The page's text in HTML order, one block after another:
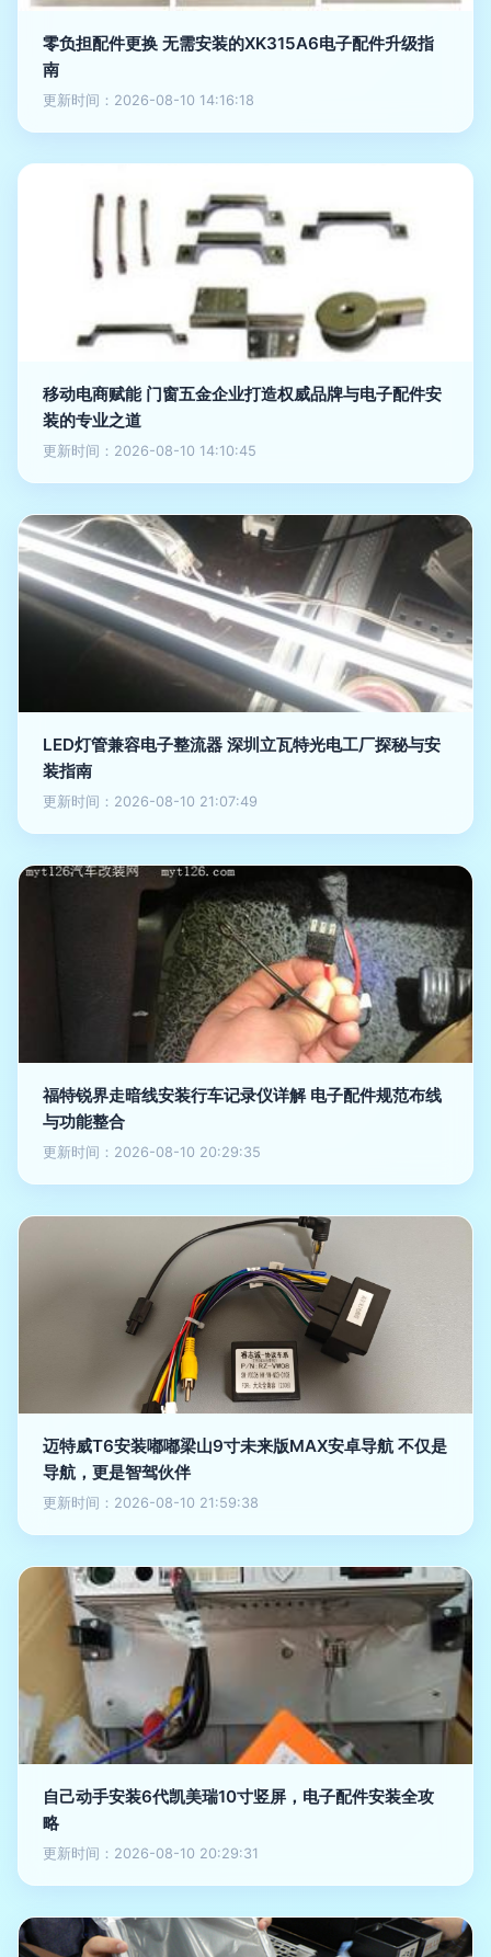
零负担配件更换 无需安装的XK315A6电子配件升级指
南
更新时间：2026-08-10 14:16:18
移动电商赋能 门窗五金企业打造权威品牌与电子配件安
装的专业之道
更新时间：2026-08-10 14:10:45
LED灯管兼容电子整流器 深圳立瓦特光电工厂探秘与安
装指南
更新时间：2026-08-10 21:07:49
福特锐界走暗线安装行车记录仪详解 电子配件规范布线
与功能整合
更新时间：2026-08-10 20:29:35
迈特威T6安装嘟嘟梁山9寸未来版MAX安卓导航 不仅是
导航，更是智驾伙伴
更新时间：2026-08-10 21:59:38
自己动手安装6代凯美瑞10寸竖屏，电子配件安装全攻
略
更新时间：2026-08-10 20:29:31